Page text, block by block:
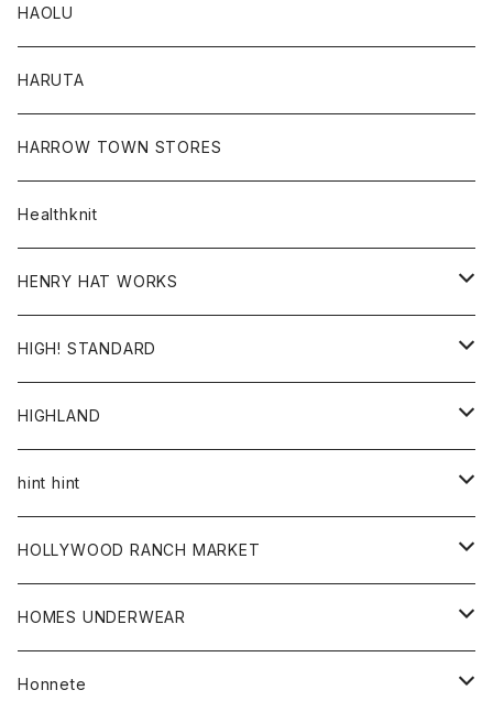
カーディガン
コート
トップス
シャツ
スウェット
レディース
カーディガン
コート
ボトム
パンツ
トップス
Tシャツ
ロンTEE
HAOLU
HARUTA
HARROW TOWN STORES
Healthknit
HENRY HAT WORKS
帽子
HIGH! STANDARD
アウター
ジャケット
トップス
シャツ
カーディガン
ボトム
グッズ
帽子
HIGHLAND
帽子
hint hint
ストール
HOLLYWOOD RANCH MARKET
アウター
カーディガン
アクセサリー
HOMES UNDERWEAR
アウター
Honnete